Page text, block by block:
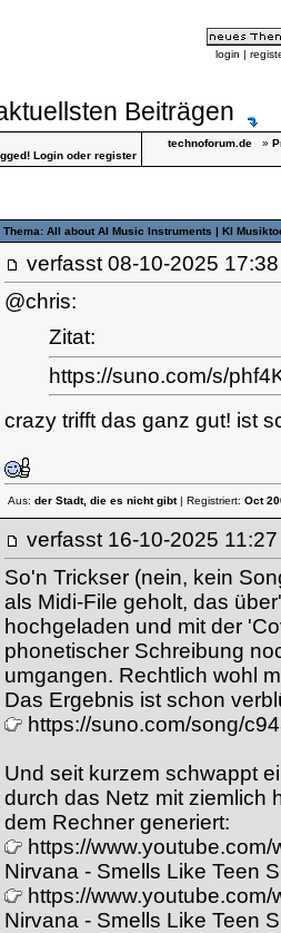
login |
Beiträgen
Loginoder register
technoforum.de»
Thema: All about AI Music Instruments | KI
verfasst 08-10-2025
@chris:
Zitat:
https://suno.com/s/
crazy trifft das ganz gut! ist
Aus: der Stadt, die es nicht gibt| Registriert: Oct
verfasst 16-10-2025
So'n Trickser (nein, kein
als Midi-File geholt, das
hochgeladen und mit der
phonetischer Schreibung
umgangen. Rechtlich wohl
Das Ergebnis ist schon
https://suno.com/song/
Und seit kurzem schwappt
durch das Netz mit ziemlich
dem Rechner generiert:
https://
Nirvana - Smells Like Teen
https://
Nirvana - Smells Like Teen